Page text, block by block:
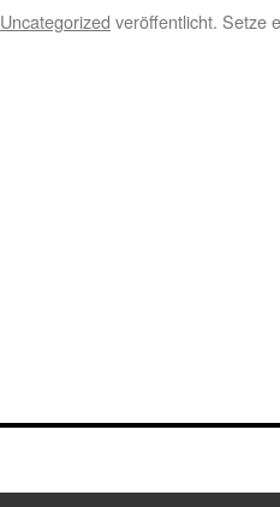
Uncategorized veröffentlicht. Setze